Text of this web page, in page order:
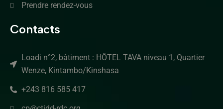
Prendre rendez-vous
Contacts
Loadi n°2, bâtiment : HÔTEL TAVA niveau 1, Quartier
Wenze, Kintambo/Kinshasa
+243 816 585 417